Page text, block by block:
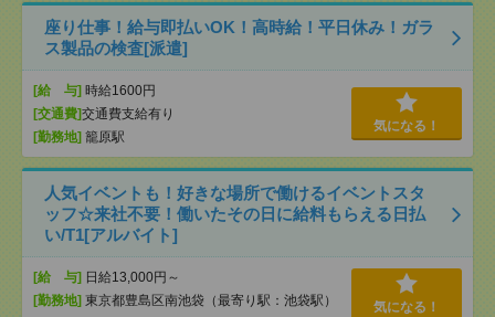
座り仕事！給与即払いOK！高時給！平日休み！ガラ
ス製品の検査[派遣]
[給 与] 時給1600円
[交通費]交通費支給有り
[勤務地] 籠原駅
気になる！
人気イベントも！好きな場所で働けるイベントスタ
ッフ☆来社不要！働いたその日に給料もらえる日払
い/T1[アルバイト]
[給 与] 日給13,000円～
[勤務地] 東京都豊島区南池袋（最寄り駅：池袋駅） 気になる！